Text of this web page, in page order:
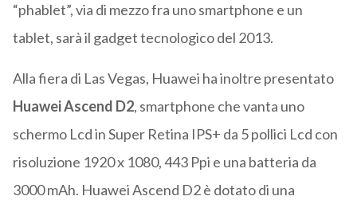
“phablet”, via di mezzo fra uno smartphone e un
tablet, sarà il gadget tecnologico del 2013.
Alla fiera di Las Vegas, Huawei ha inoltre presentato
Huawei Ascend D2, smartphone che vanta uno
schermo Lcd in Super Retina IPS+ da 5 pollici Lcd con
risoluzione 1920 x 1080, 443 Ppi e una batteria da
3000 mAh. Huawei Ascend D2 è dotato di una